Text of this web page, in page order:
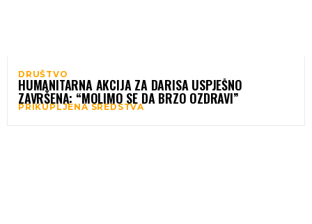
DRUŠTVO
HUMANITARNA AKCIJA ZA DARISA USPJEŠNO
ZAVRŠENA: “MOLIMO SE DA BRZO OZDRAVI”
PRIKUPLJENA SREDSTVA